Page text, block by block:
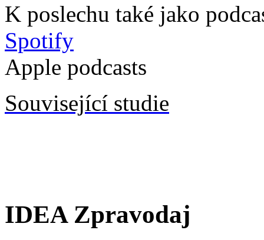
K poslechu také jako
Spotify
Apple podcasts
Související studie
IDEA Zpravodaj